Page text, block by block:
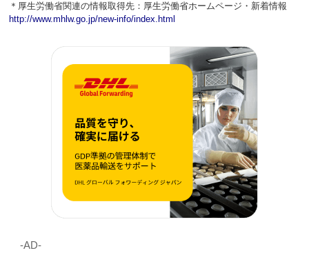
＊厚生労働省関連の情報取得先：厚生労働省ホームページ・新着情報
http://www.mhlw.go.jp/new-info/index.html
‐AD‐